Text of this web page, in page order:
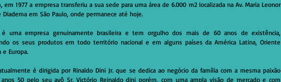
em 1977 a empresa transferiu a sua sede para uma área de 6.000 m2 localizada na Av. Maria Leonor
Diadema em São Paulo, onde permanece até hoje.
uma empresa genuinamente brasileira e tem orgulho dos mais de 60 anos de existência,
os seus produtos em todo território nacional e em alguns países da América Latina, Oriente
e Europa.
é dirigida por Rinaldo Dini Jr. que se dedica ao negócio da família com a mesma paixão
anos 50 pelo seu avô Sr. Victório Reinaldo dini porém, com uma ampla visão de mercado e com